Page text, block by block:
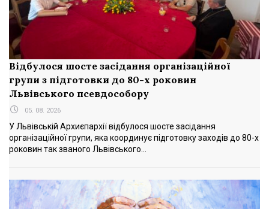
Відбулося шосте засідання організаційної
групи з підготовки до 80-х роковин
Львівського псевдособору
05. 08. 2026
У Львівській Архиєпархії відбулося шосте засідання
організаційної групи, яка координує підготовку заходів до 80-х
роковин так званого Львівського...